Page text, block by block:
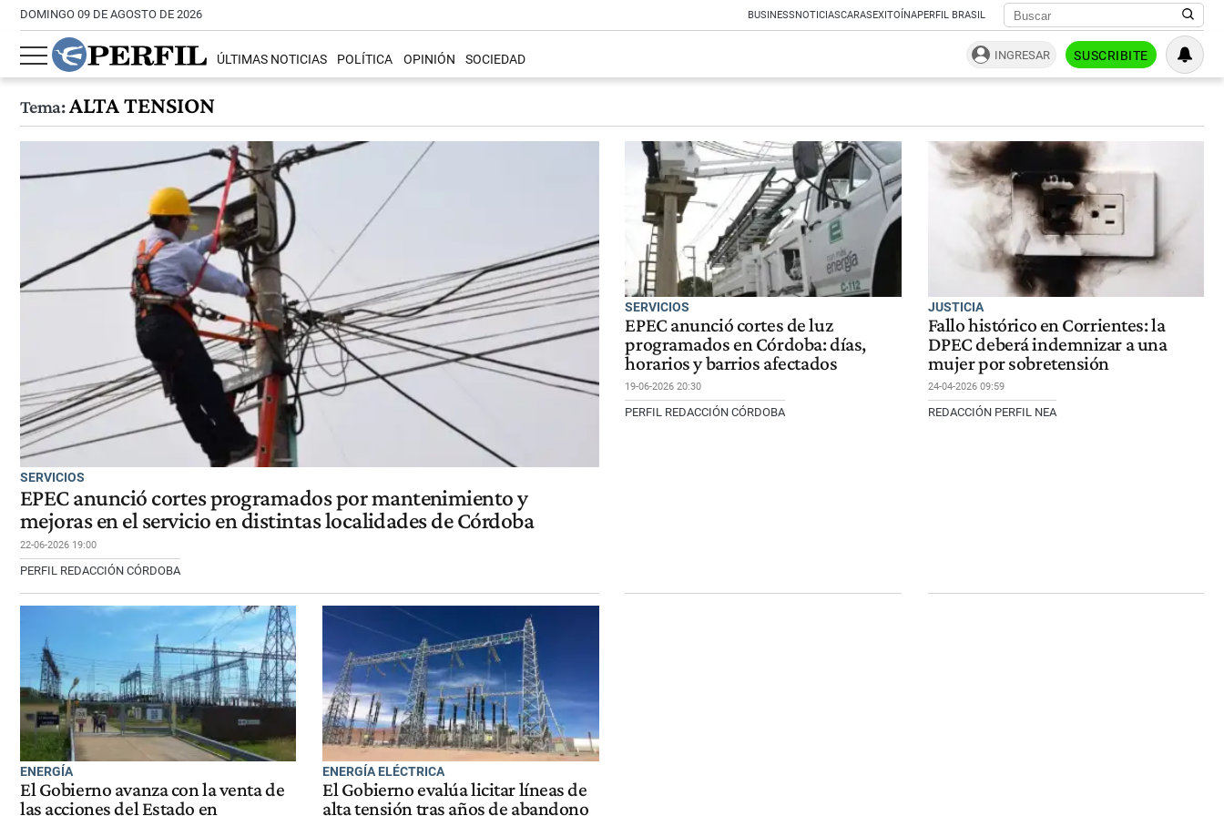
DOMINGO 09 DE AGOSTO DE 2026 BUSINESSNOTICIASCARASEXITOÍNAPERFIL BRASIL
ÚLTIMAS NOTICIAS POLÍTICA OPINIÓN SOCIEDAD INGRESAR SUSCRIBITE
Tema:ALTA TENSION
SERVICIOS
EPEC anunció cortes programados por mantenimiento y
mejoras en el servicio en distintas localidades de Córdoba
22-06-2026 19:00
PERFIL REDACCIÓN CÓRDOBA
SERVICIOS
EPEC anunció cortes de luz
programados en Córdoba: días,
horarios y barrios afectados
19-06-2026 20:30
PERFIL REDACCIÓN CÓRDOBA
JUSTICIA
Fallo histórico en Corrientes: la
DPEC deberá indemnizar a una
mujer por sobretensión
24-04-2026 09:59
REDACCIÓN PERFIL NEA
ENERGÍA
El Gobierno avanza con la venta de
las acciones del Estado en
ENERGÍA ELÉCTRICA
El Gobierno evalúa licitar líneas de
alta tensión tras años de abandono